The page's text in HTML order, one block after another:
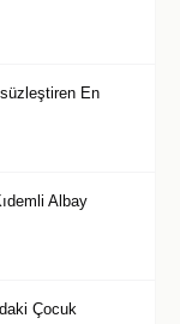
En
Albay
Çocuk